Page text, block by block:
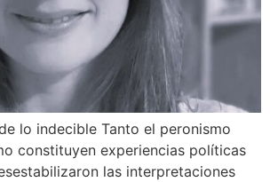
lo indecible Tanto el peronismo
constituyen experiencias políticas
las interpretaciones